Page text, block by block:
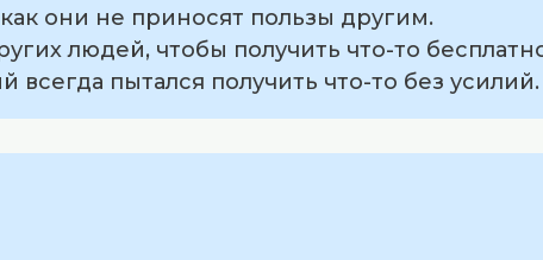
они не приносят пользы другим.
людей, чтобы получить что-то
пытался получить что-то без усилий.